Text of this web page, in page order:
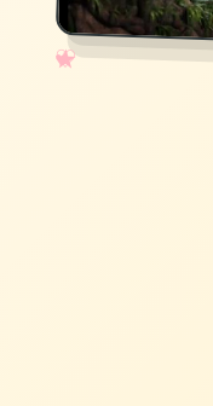
✧
♡
★
♥